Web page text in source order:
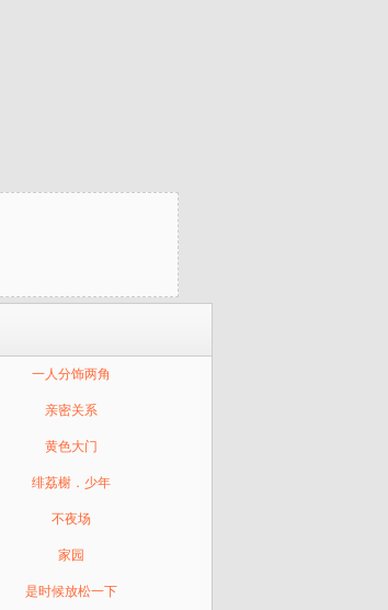
一人分饰两角
亲密关系
黄色大门
绯荔榭．少年
不夜场
家园
是时候放松一下